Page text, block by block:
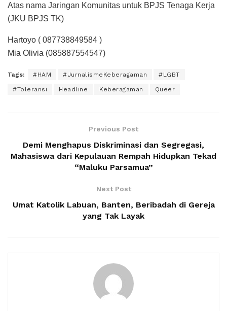
Atas nama Jaringan Komunitas untuk BPJS Tenaga Kerja
(JKU BPJS TK)
Hartoyo ( 087738849584 )
Mia Olivia (085887554547)
Tags: #HAM #JurnalismeKeberagaman #LGBT
#Toleransi Headline Keberagaman Queer
Previous Post
Demi Menghapus Diskriminasi dan Segregasi,
Mahasiswa dari Kepulauan Rempah Hidupkan Tekad
“Maluku Parsamua”
Next Post
Umat Katolik Labuan, Banten, Beribadah di Gereja
yang Tak Layak